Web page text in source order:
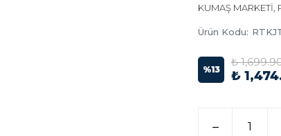
KUMAŞ MARKETİ,
Ürün Kodu:
%13
₺
₺